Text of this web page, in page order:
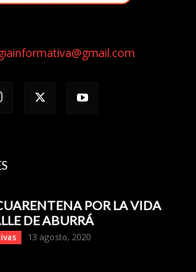
POR LA VIDA
DE ABURRÁ
13 agosto, 2020